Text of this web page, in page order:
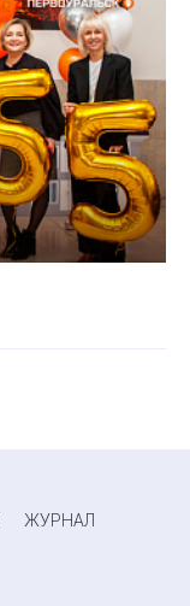
ЖУРНАЛ